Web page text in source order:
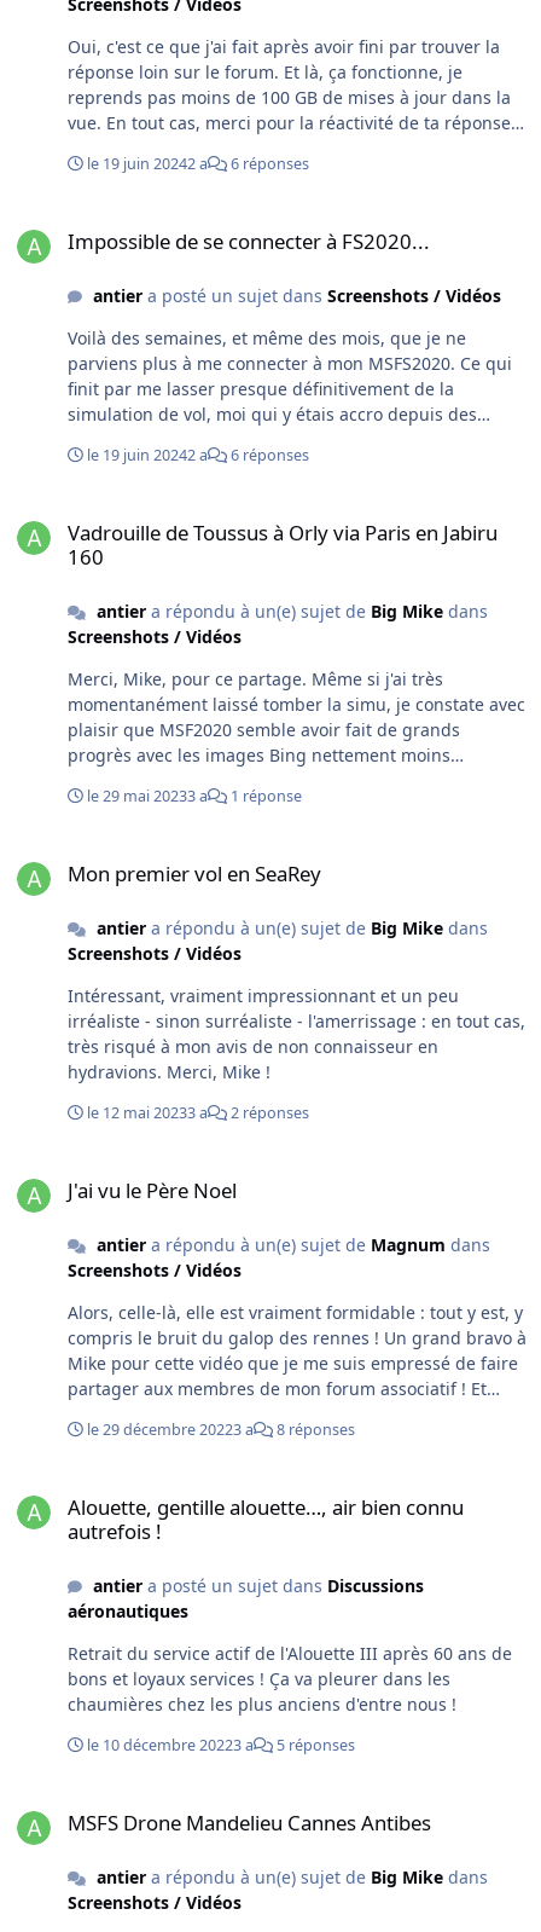
Screenshots / Vidéos
Oui, c'est ce que j'ai fait après avoir fini par trouver la
réponse loin sur le forum. Et là, ça fonctionne, je
reprends pas moins de 100 GB de mises à jour dans la
vue. En tout cas, merci pour la réactivité de ta réponse.
84 ! Ce qui m'étonne, c'est que je suis en permanence -le 19 juin 20242 a 6 réponses
Impossible de se connecter à FS2020...
antiera posté un sujet dans Screenshots / Vidéos
Voilà des semaines, et même des mois, que je ne
parviens plus à me connecter à mon MSFS2020. Ce qui
finit par me lasser presque définitivement de la
simulation de vol, moi qui y étais accro depuis des
regretter d'avoir réservé et immobilisé un ssd complet
systématiquement toujours le même : "Nous ne
pouvons pas synchroniser vos données avec le nuage
m'est demandé d'insérer le DVD ! que je ne n'ai pas : et
l'histoire s'arrête là. Je finis par me demander s'il ne
s'agit pas d'une manœuvre pour faire acheter FS 2024...
NB : je précise qu'en dehors de FS2020 e je n'ai
absolument aucun problème de connexion, bien au
contraire (fibre et tout le toutim…) Voilà le message
obtenu
le 19 juin 20242 a 6 réponses
Vadrouille de Toussus à Orly via Paris en Jabiru
160
antiera répondu à un(e) sujet de Big Mikedans
Screenshots / Vidéos
Merci, Mike, pour ce partage. Même si j'ai très
momentanément laissé tomber la simu, je constate avec
plaisir que MSF2020 semble avoir fait de grands
progrès avec les images Bing nettement moins
qu'avant. Et c'est tant mieux car les mises à jour
finissaient sérieusement par lasser.
le 29 mai 20233 a 1 réponse
Mon premier vol en SeaRey
antiera répondu à un(e) sujet de Big Mikedans
Screenshots / Vidéos
Intéressant, vraiment impressionnant et un peu
irréaliste - sinon surréaliste - l'amerrissage : en tout cas,
très risqué à mon avis de non connaisseur en
hydravions. Merci, Mike !
le 12 mai 20233 a 2 réponses
J'ai vu le Père Noel
antiera répondu à un(e) sujet de Magnum dans
Screenshots / Vidéos
Alors, celle-là, elle est vraiment formidable : tout y est, y
compris le bruit du galop des rennes ! Un grand bravo à
Mike pour cette vidéo que je me suis empressé de faire
partager aux membres de mon forum associatif ! Et
le 29 décembre 20223 a 8 réponses
Alouette, gentille alouette…, air bien connu
autrefois !
antiera posté un sujet dans Discussions
aéronautiques
Retrait du service actif de l'Alouette III après 60 ans de
bons et loyaux services ! Ça va pleurer dans les
chaumières chez les plus anciens d'entre nous !
le 10 décembre 20223 a 5 réponses
MSFS Drone Mandelieu Cannes Antibes
antiera répondu à un(e) sujet de Big Mikedans
Screenshots / Vidéos